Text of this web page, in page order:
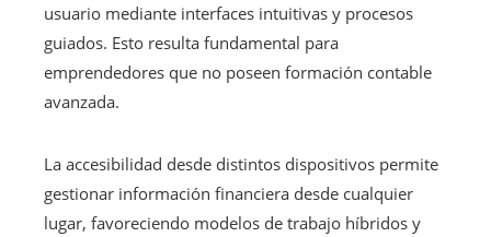
usuario mediante interfaces intuitivas y procesos
guiados. Esto resulta fundamental para
emprendedores que no poseen formación contable
avanzada.
La accesibilidad desde distintos dispositivos permite
gestionar información financiera desde cualquier
lugar, favoreciendo modelos de trabajo híbridos y